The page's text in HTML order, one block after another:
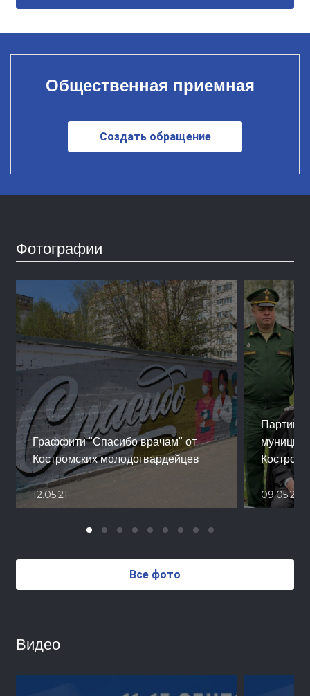
Общественная приемная
Создать обращение
Фотографии
Граффити "Спасибо врачам" от
Костромских молодогвардейцев
12.05.21 09.05.21
Все фото
Видео